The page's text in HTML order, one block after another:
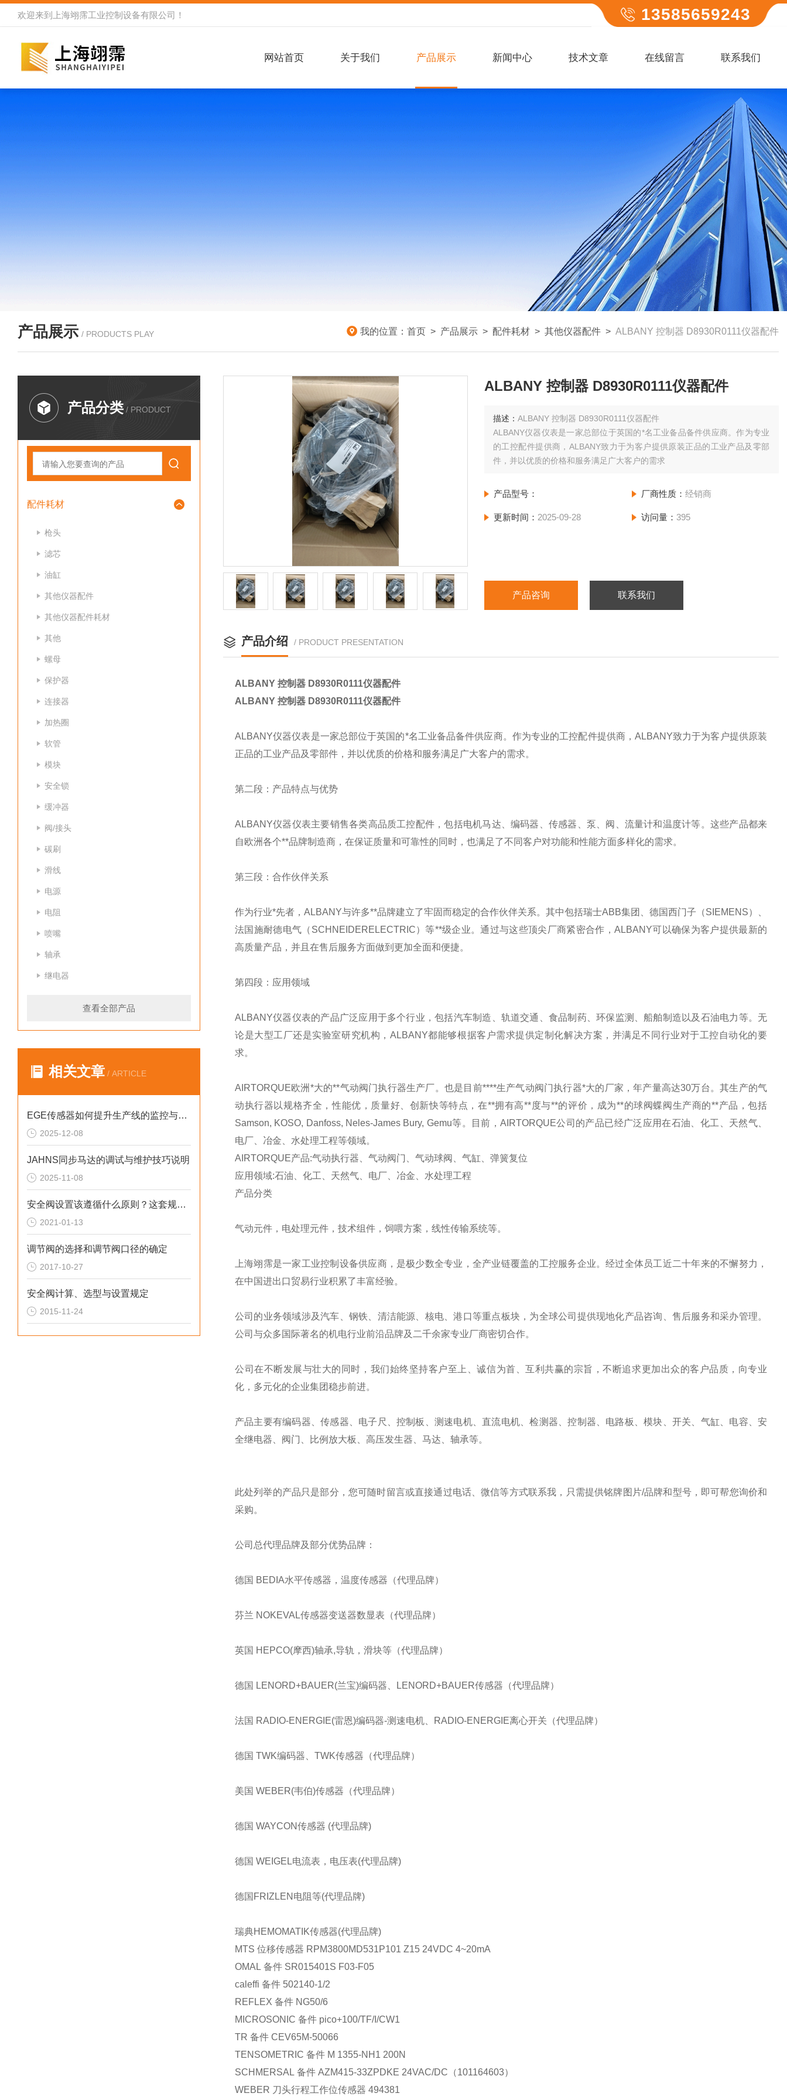
欢迎来到 上海翊霈工业控制设备有限公司 ！ 13585659243
网站首页 关于我们 产品展示 新闻中心 技术文章 在线留言 联系我们
产品展示 / PRODUCTS PLAY 我的位置： 首页 > 产品展示 > 配件耗材 > 其他仪器配件 > ALBANY 控制器 D8930R0111仪器配件
产品分类 / PRODUCT
配件耗材
枪头
滤芯
油缸
其他仪器配件
其他仪器配件耗材
其他
螺母
保护器
连接器
加热圈
软管
模块
安全锁
缓冲器
阀/接头
碳刷
滑线
电源
电阻
喷嘴
轴承
继电器
查看全部产品
相关文章 / ARTICLE
EGE传感器如何提升生产线的监控与管理效率？
2025-12-08
JAHNS同步马达的调试与维护技巧说明
2025-11-08
安全阀设置该遵循什么原则？这套规定值得回顾！
2021-01-13
调节阀的选择和调节阀口径的确定
2017-10-27
安全阀计算、选型与设置规定
2015-11-24
ALBANY 控制器 D8930R0111仪器配件
描述：ALBANY 控制器 D8930R0111仪器配件
ALBANY仪器仪表是一家总部位于英国的*名工业备品备件供应商。作为专业
的工控配件提供商，ALBANY致力于为客户提供原装正品的工业产品及零部
件，并以优质的价格和服务满足广大客户的需求
产品型号： 厂商性质： 经销商
更新时间： 2025-09-28 访问量： 395
产品咨询 联系我们
产品介绍 / PRODUCT PRESENTATION
ALBANY 控制器 D8930R0111仪器配件
ALBANY 控制器 D8930R0111仪器配件
ALBANY仪器仪表是一家总部位于英国的*名工业备品备件供应商。作为专业的工控配件提供商，ALBANY致力于为客户提供原装
正品的工业产品及零部件，并以优质的价格和服务满足广大客户的需求。
第二段：产品特点与优势
ALBANY仪器仪表主要销售各类高品质工控配件，包括电机马达、编码器、传感器、泵、阀、流量计和温度计等。这些产品都来
自欧洲各个**品牌制造商，在保证质量和可靠性的同时，也满足了不同客户对功能和性能方面多样化的需求。
第三段：合作伙伴关系
作为行业*先者，ALBANY与许多**品牌建立了牢固而稳定的合作伙伴关系。其中包括瑞士ABB集团、德国西门子（SIEMENS）、
法国施耐德电气（SCHNEIDERELECTRIC）等**级企业。通过与这些顶尖厂商紧密合作，ALBANY可以确保为客户提供最新的
高质量产品，并且在售后服务方面做到更加全面和便捷。
第四段：应用领域
ALBANY仪器仪表的产品广泛应用于多个行业，包括汽车制造、轨道交通、食品制药、环保监测、船舶制造以及石油电力等。无
论是大型工厂还是实验室研究机构，ALBANY都能够根据客户需求提供定制化解决方案，并满足不同行业对于工控自动化的要
求。
AIRTORQUE欧洲*大的**气动阀门执行器生产厂。也是目前****生产气动阀门执行器*大的厂家，年产量高达30万台。其生产的气
动执行器以规格齐全，性能优，质量好、创新快等特点，在**拥有高**度与**的评价，成为**的球阀蝶阀生产商的**产品，包括
Samson, KOSO, Danfoss, Neles-James Bury, Gemu等。目前，AIRTORQUE公司的产品已经广泛应用在石油、化工、天然气、
电厂、冶金、水处理工程等领域。
AIRTORQUE产品:气动执行器、气动阀门、气动球阀、气缸、弹簧复位
应用领域:石油、化工、天然气、电厂、冶金、水处理工程
产品分类
气动元件，电处理元件，技术组件，饲喂方案，线性传输系统等。
上海翊霈是一家工业控制设备供应商，是极少数全专业，全产业链覆盖的工控服务企业。经过全体员工近二十年来的不懈努力，
在中国进出口贸易行业积累了丰富经验。
公司的业务领域涉及汽车、钢铁、清洁能源、核电、港口等重点板块，为全球公司提供现地化产品咨询、售后服务和采办管理。
公司与众多国际著名的机电行业前沿品牌及二千余家专业厂商密切合作。
公司在不断发展与壮大的同时，我们始终坚持客户至上、诚信为首、互利共赢的宗旨，不断追求更加出众的客户品质，向专业
化，多元化的企业集团稳步前进。
产品主要有编码器、传感器、电子尺、控制板、测速电机、直流电机、检测器、控制器、电路板、模块、开关、气缸、电容、安
全继电器、阀门、比例放大板、高压发生器、马达、轴承等。
此处列举的产品只是部分，您可随时留言或直接通过电话、微信等方式联系我，只需提供铭牌图片/品牌和型号，即可帮您询价和
采购。
公司总代理品牌及部分优势品牌：
德国 BEDIA水平传感器，温度传感器（代理品牌）
芬兰 NOKEVAL传感器变送器数显表（代理品牌）
英国 HEPCO(摩西)轴承,导轨，滑块等（代理品牌）
德国 LENORD+BAUER(兰宝)编码器、LENORD+BAUER传感器（代理品牌）
法国 RADIO-ENERGIE(雷恩)编码器-测速电机、RADIO-ENERGIE离心开关（代理品牌）
德国 TWK编码器、TWK传感器（代理品牌）
美国 WEBER(韦伯)传感器（代理品牌）
德国 WAYCON传感器 (代理品牌)
德国 WEIGEL电流表，电压表(代理品牌)
德国FRIZLEN电阻等(代理品牌)
瑞典HEMOMATIK传感器(代理品牌)
MTS 位移传感器 RPM3800MD531P101 Z15 24VDC 4~20mA
OMAL 备件 SR015401S F03-F05
caleffi 备件 502140-1/2
REFLEX 备件 NG50/6
MICROSONIC 备件 pico+100/TF/I/CW1
TR 备件 CEV65M-50066
TENSOMETRIC 备件 M 1355-NH1 200N
SCHMERSAL 备件 AZM415-33ZPDKE 24VAC/DC （101164603）
WEBER 刀头行程工作位传感器 494381